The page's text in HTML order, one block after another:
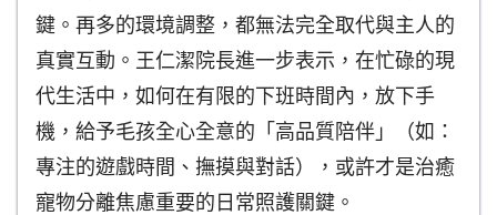
鍵。再多的環境調整，都無法完全取代與主人的
真實互動。王仁潔院長進一步表示，在忙碌的現
代生活中，如何在有限的下班時間內，放下手
機，給予毛孩全心全意的「高品質陪伴」（如：
專注的遊戲時間、撫摸與對話），或許才是治癒
寵物分離焦慮重要的日常照護關鍵。